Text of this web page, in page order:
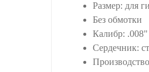
Размер: для
Без обмотки
Калибр: .008"
Сердечник: